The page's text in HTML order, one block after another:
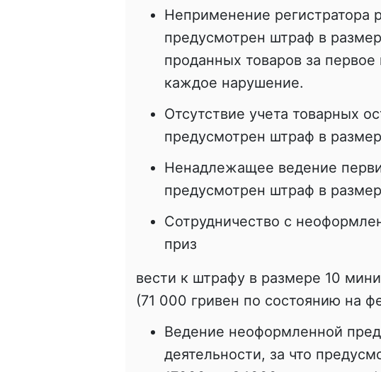
Неприменение регистратора
предусмотрен штраф в
проданных товаров за
каждое нарушение.
Отсутствие учета товарных
предусмотрен штраф в
Ненадлежащее ведение
предусмотрен штраф в
Сотрудничество с
приз
вести к штрафу в размере 10
(71 000 гривен по состоянию на
Ведение неоформленной
деятельности, за что